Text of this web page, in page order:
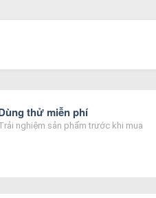
thử miễn phí
nghiệm sản phẩm trước khi mua